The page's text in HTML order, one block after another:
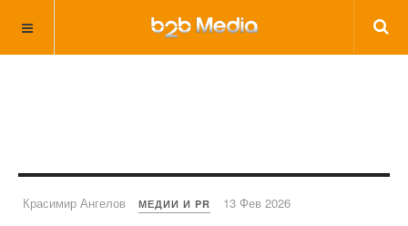
Красимир Ангелов МЕДИИ И PR 13 Фев 2026